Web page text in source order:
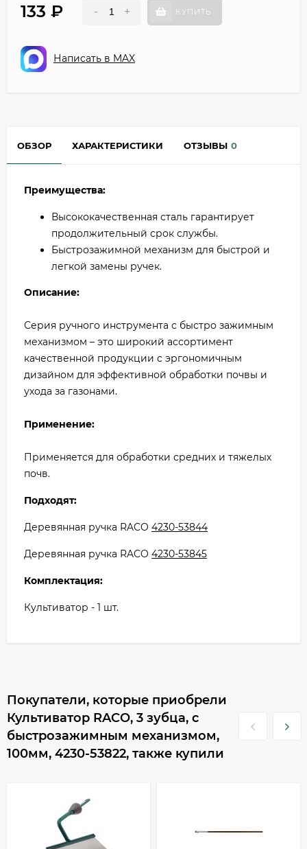
133 - + КУПИТЬ
Написать в MAX
ОБЗОР ХАРАКТЕРИСТИКИ ОТЗЫВЫ 0
Преимущества:
Высококачественная сталь гарантирует
продолжительный срок службы.
Быстрозажимной механизм для быстрой и
легкой замены ручек.
Описание:
Серия ручного инструмента с быстро зажимным
механизмом – это широкий ассортимент
качественной продукции с эргономичным
дизайном для эффективной обработки почвы и
ухода за газонами.
Применение:
Применяется для обработки средних и тяжелых
почв.
Подходят:
Деревянная ручка RACO 4230-53844
Деревянная ручка RACO 4230-53845
Комплектация:
Культиватор - 1 шт.
Покупатели, которые приобрели
Культиватор RACO, 3 зубца, с
быстрозажимным механизмом,
100мм, 4230-53822, также купили